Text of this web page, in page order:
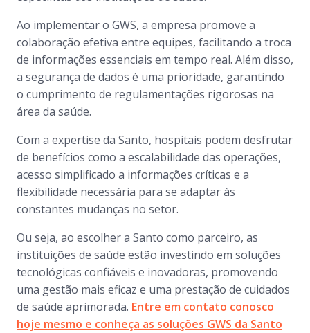
Ao implementar o GWS, a empresa promove a
colaboração efetiva entre equipes, facilitando a troca
de informações essenciais em tempo real. Além disso,
a segurança de dados é uma prioridade, garantindo
o cumprimento de regulamentações rigorosas na
área da saúde.
Com a expertise da Santo, hospitais podem desfrutar
de benefícios como a escalabilidade das operações,
acesso simplificado a informações críticas e a
flexibilidade necessária para se adaptar às
constantes mudanças no setor.
Ou seja, ao escolher a Santo como parceiro, as
instituições de saúde estão investindo em soluções
tecnológicas confiáveis e inovadoras, promovendo
uma gestão mais eficaz e uma prestação de cuidados
de saúde aprimorada. Entre em contato conosco
hoje mesmo e conheça as soluções GWS da Santo